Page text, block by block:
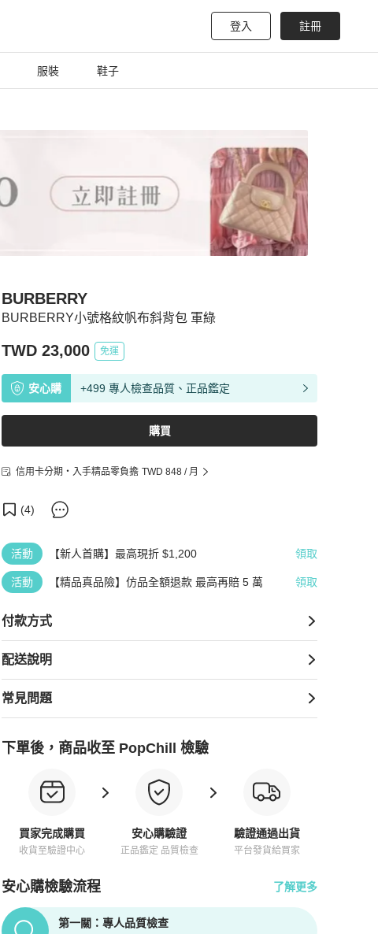
登入 註冊
服裝 鞋子
BURBERRY小號格紋帆布斜背包 軍綠
BURBERRY
TWD 23,000 免運
安心購 +499 專人檢查品質、正品鑑定
購買
信用卡分期・入手精品零負擔 TWD 848 / 月
(4)
活動 【新人首購】最高現折 $1,200 領取
活動 【精品真品險】仿品全額退款 最高再賠 5 萬 領取
付款方式
配送說明
常見問題
下單後，商品收至 PopChill 檢驗
買家完成購買
收貨至驗證中心
安心購驗證
正品鑑定 品質檢查
驗證通過出貨
平台發貨給買家
安心購檢驗流程 了解更多
PopChill拍拍圈正品驗證、安心購檢驗流程介紹
第一關：專人品質檢查